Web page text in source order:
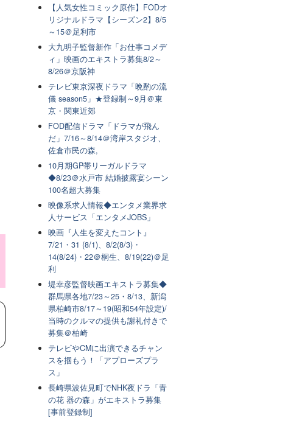
【人気女性コミック原作】FODオ
リジナルドラマ【シーズン2】8/5
～15＠足利市
大九明子監督新作「お仕事コメデ
ィ」映画のエキストラ募集8/2～
8/26＠京阪神
テレビ東京深夜ドラマ「晩酌の流
儀 season5」★登録制～9月＠東
京・関東近郊
FOD配信ドラマ「ドラマが飛ん
だ」7/16～8/14＠湾岸スタジオ、
佐倉市民の森,
10月期GP帯リーガルドラマ
◆8/23＠水戸市 結婚披露宴シーン
100名超大募集
映像系求人情報◆エンタメ業界求
人サービス「エンタメJOBS」
映画『人生を変えたコント』
7/21・31 (8/1)、8/2(8/3)・
14(8/24)・22＠桐生、8/19(22)＠足
利
堤幸彦監督映画エキストラ募集◆
群馬県各地7/23～25・8/13、新潟
県柏崎市8/17～19(昭和54年設定)/
当時のクルマの提供も謝礼付きで
募集＠柏崎
テレビやCMに出演できるチャン
スを掴もう！「アプローズプラ
ス」
長崎県波佐見町でNHK夜ドラ「青
の花 器の森」がエキストラ募集
[事前登録制]